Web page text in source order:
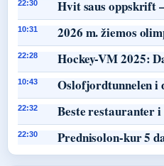
22:30 Hvit saus oppskrift
10:31 2026 m. žiemos
22:28 Hockey-VM 2025:
10:43 Oslofjordtunnelen i
22:32 Beste restauranter
22:30 Prednisolon-kur 5